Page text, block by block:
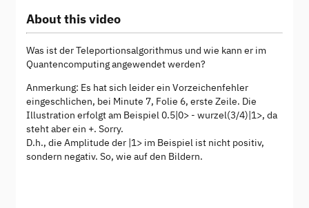
About this video
Was ist der Teleportionsalgorithmus und wie kann er im
Quantencomputing angewendet werden?
Anmerkung: Es hat sich leider ein Vorzeichenfehler
eingeschlichen, bei Minute 7, Folie 6, erste Zeile. Die
Illustration erfolgt am Beispiel 0.5|0> - wurzel(3/4)|1>, da
steht aber ein +. Sorry.
D.h., die Amplitude der |1> im Beispiel ist nicht positiv,
sondern negativ. So, wie auf den Bildern.